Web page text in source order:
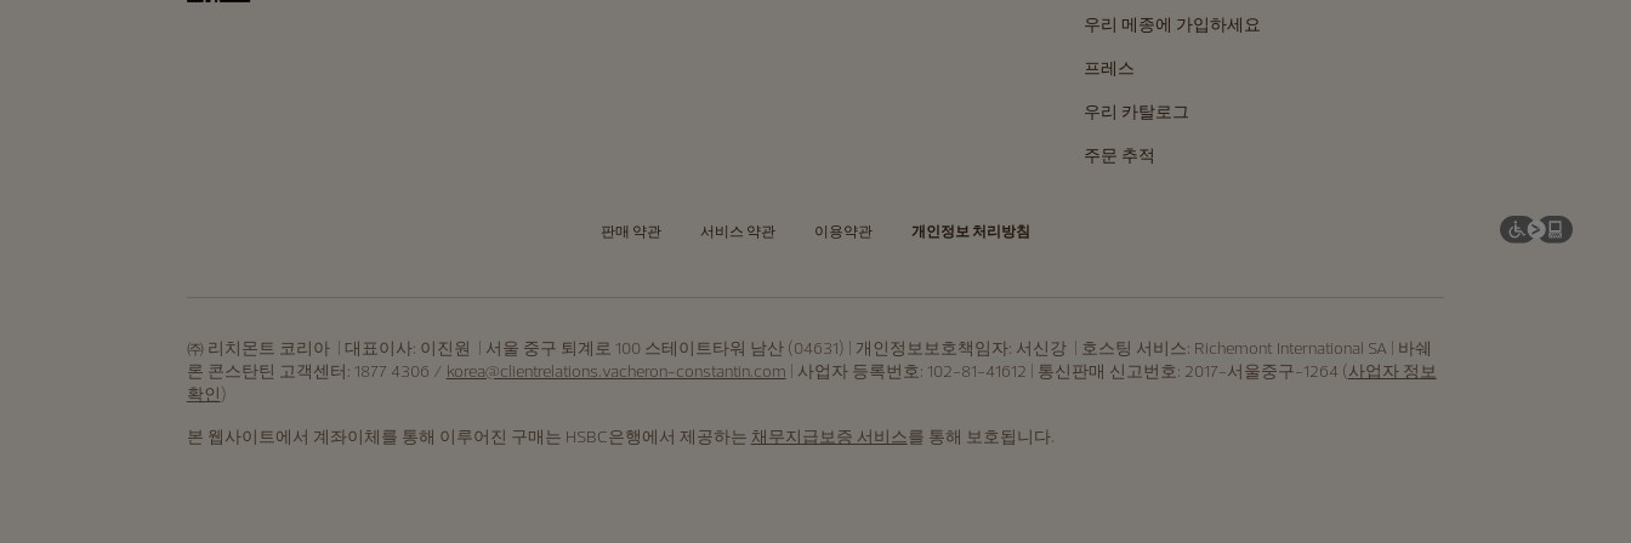
우리 메종에 가입하세요
프레스
우리 카탈로그
주문 추적
판매 약관 서비스 약관 이용약관 개인정보 처리방침
㈜ 리치몬트 코리아 | 대표이사: 이진원 | 서울 중구 퇴계로 100 스테이트타워 남산 (04631) | 개인정보보호책임자: 서신강 | 호스팅 서비스: Richemont International SA | 바쉐
론 콘스탄틴 고객센터: 1877 4306 / korea@clientrelations.vacheron-constantin.com | 사업자 등록번호: 102-81-41612 | 통신판매 신고번호: 2017-서울중구-1264 (사업자 정보
확인)
본 웹사이트에서 계좌이체를 통해 이루어진 구매는 HSBC은행에서 제공하는 채무지급보증 서비스를 통해 보호됩니다.